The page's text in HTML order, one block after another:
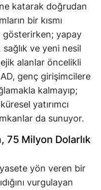
katarak doğrudan
bir kısmı
gösterirken; yapay
ve yeni nesil
alanlar öncelikli
genç girişimcilere
kalmayıp;
yatırımcı
da sunuyor.
75 Milyon Dolarlık
yön veren bir
vurgulayan